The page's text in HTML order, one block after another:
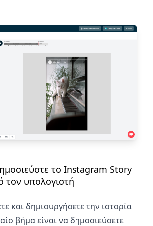
το Instagram Story
τον υπολογιστή
και δημιουργήσετε την ιστορία
βήμα είναι να δημοσιεύσετε